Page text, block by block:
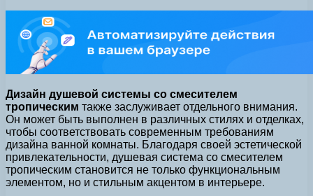
Дизайн душевой системы со смесителем
тропическим также заслуживает отдельного внимания.
Он может быть выполнен в различных стилях и отделках,
чтобы соответствовать современным требованиям
дизайна ванной комнаты. Благодаря своей эстетической
привлекательности, душевая система со смесителем
тропическим становится не только функциональным
элементом, но и стильным акцентом в интерьере.